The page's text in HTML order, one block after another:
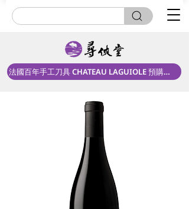
法國百年手工刀具 CHATEAU LAGUIOLE 預購中！